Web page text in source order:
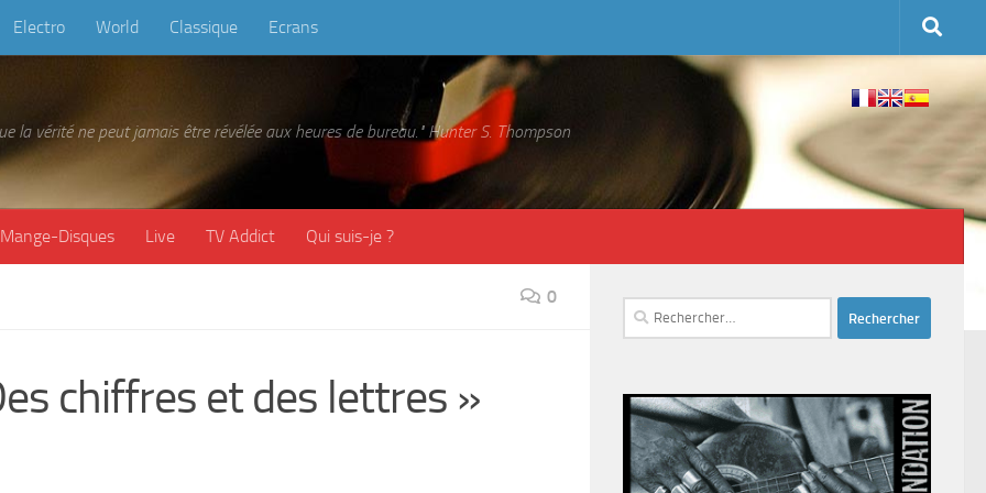
Electro World Classique Ecrans
la vérité ne peut jamais être révélée aux heures de bureau." Hunter S. Thompson
Mange-Disques Live TV Addict Qui suis-je ?
0
chiffres et des lettres »
Rechercher :